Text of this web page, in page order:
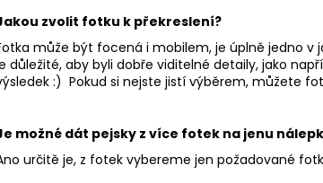
zvolit fotku k překreslení?
může být focená i mobilem, je úplně jedno
důležité, aby byli dobře viditelné detaily, jako
:) Pokud si nejste jistí výběrem, můžete
možné dát pejsky z více fotek na jenu
určitě je, z fotek vybereme jen požadované
Kč
259